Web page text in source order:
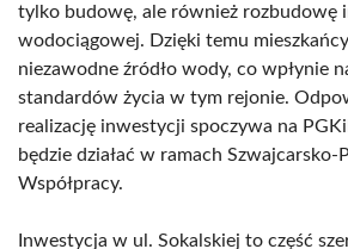
tylko budowę, ale również rozbudowę
wodociągowej. Dzięki temu
niezawodne źródło wody, co wpłynie
standardów życia w tym rejonie.
realizację inwestycji spoczywa na
będzie działać w ramach Szwajcarsko-
Współpracy.
Inwestycja w ul. Sokalskiej to część